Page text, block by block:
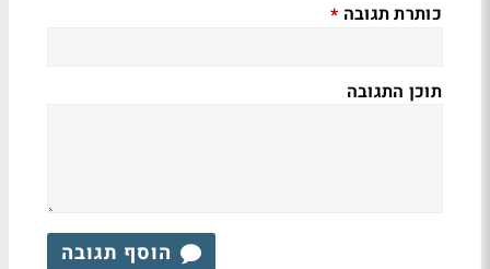
כותרת תגובה *
תוכן התגובה
הוסף תגובה